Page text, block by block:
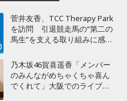
菅井友香、TCC Therapy Park
を訪問 引退競走馬の“第二の
馬生”を支える取り組みに感
乃木坂46賀喜遥香「メンバー
のみんながめちゃくちゃ喜ん
でくれて」大阪でのライブで